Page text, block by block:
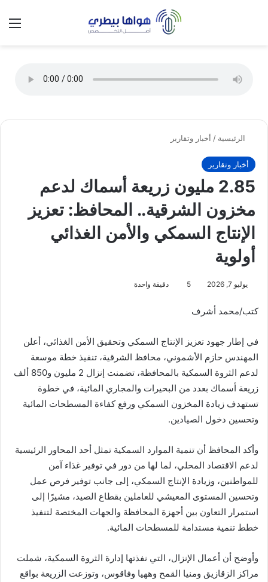
الوضع
الرئيسية / أخبار وتقارير
أخبار وتقارير
2.85 مليون زريعة أسماك لدعم
مخزون الشرقية.. المحافظ: تعزيز
الإنتاج السمكي والأمن الغذائي
أولوية
يوليو 7, 2026 5 دقيقة واحدة
كتب/محمد أشرف
في إطار جهود تعزيز الإنتاج السمكي وتحقيق الأمن الغذائي، أعلن
المهندس حازم الأشموني، محافظ الشرقية، تنفيذ خطة موسعة
لدعم الثروة السمكية بالمحافظة، تضمنت إنزال 2 مليون و850 ألف
زريعة أسماك بعدد من البحيرات والمجاري المائية، في خطوة
تستهدف زيادة المخزون السمكي ورفع كفاءة المسطحات المائية
وتحسين دخول الصيادين.
وأكد المحافظ أن تنمية الموارد السمكية تمثل أحد المحاور الرئيسية
لدعم الاقتصاد المحلي، لما لها من دور في توفير غذاء آمن
للمواطنين، وزيادة الإنتاج السمكي، إلى جانب توفير فرص عمل
وتحسين المستوى المعيشي للعاملين بقطاع الصيد، مشيرًا إلى
استمرار التعاون بين أجهزة المحافظة والجهات المختصة لتنفيذ
خطط تنمية مستدامة للمسطحات المائية.
وأوضح أن أعمال الإنزال، التي نفذتها إدارة الثروة السمكية، شملت
مراكز الزقازيق ومنيا القمح وههيا وفاقوس، وتوزعت الزريعة بواقع